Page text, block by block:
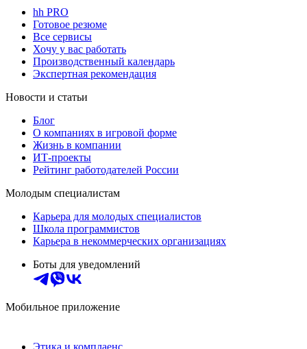
hh PRO
Готовое резюме
Все сервисы
Хочу у вас работать
Производственный календарь
Экспертная рекомендация
Новости и статьи
Блог
О компаниях в игровой форме
Жизнь в компании
ИТ-проекты
Рейтинг работодателей России
Молодым специалистам
Карьера для молодых специалистов
Школа программистов
Карьера в некоммерческих организациях
Боты для уведомлений
Мобильное приложение